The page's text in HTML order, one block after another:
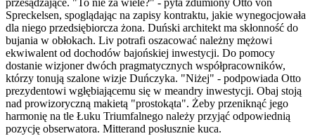
przesądzające. "To nie za wiele?" - pyta zdumiony Otto von
Spreckelsen, spoglądając na zapisy kontraktu, jakie wynegocjowała
dla niego przedsiębiorcza żona. Duński architekt ma skłonność do
bujania w obłokach. Liv potrafi oszacować należny mężowi
ekwiwalent od dochodów bajońskiej inwestycji. Do pomocy
dostanie wizjoner dwóch pragmatycznych współpracowników,
którzy tonują szalone wizje Duńczyka. "Niżej" - podpowiada Otto
prezydentowi wgłębiającemu się w meandry inwestycji. Obaj stoją
nad prowizoryczną makietą "prostokąta". Żeby przeniknąć jego
harmonię na tle Łuku Triumfalnego należy przyjąć odpowiednią
pozycję obserwatora. Mitterand posłusznie kuca.